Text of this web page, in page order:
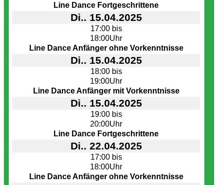
Line Dance Fortgeschrittene
Di.. 15.04.2025
17:00 bis
18:00Uhr
Line Dance Anfänger ohne Vorkenntnisse
Di.. 15.04.2025
18:00 bis
19:00Uhr
Line Dance Anfänger mit Vorkenntnisse
Di.. 15.04.2025
19:00 bis
20:00Uhr
Line Dance Fortgeschrittene
Di.. 22.04.2025
17:00 bis
18:00Uhr
Line Dance Anfänger ohne Vorkenntnisse